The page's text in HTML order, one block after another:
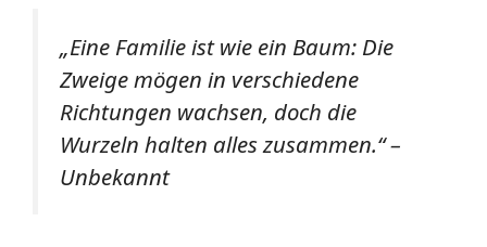
„Eine Familie ist wie ein Baum: Die
Zweige mögen in verschiedene
Richtungen wachsen, doch die
Wurzeln halten alles zusammen.“ –
Unbekannt